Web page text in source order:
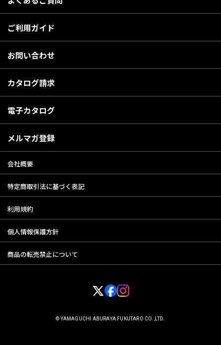
ご利用ガイド
お問い合わせ
カタログ請求
電子カタログ
メルマガ登録
会社概要
特定商取引法に基づく表記
利用規約
個人情報保護方針
商品の転売禁止について
© YAMAGUCHI ABURAYA FUKUTARO CO.,LTD.